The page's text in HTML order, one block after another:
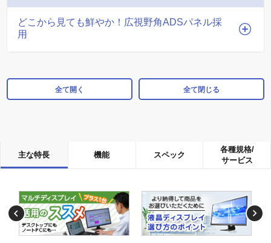
どこから見ても鮮やか！広視野角ADSパネル採
用
全て開く 全て閉じる
主な特長 機能 スペック
各種規格/
サービス